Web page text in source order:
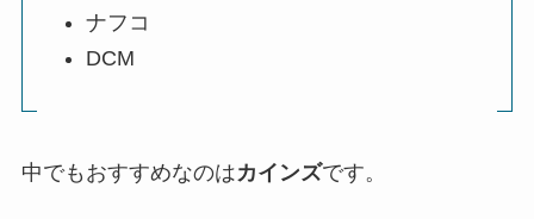
ナフコ
DCM
中でもおすすめなのはカインズです。